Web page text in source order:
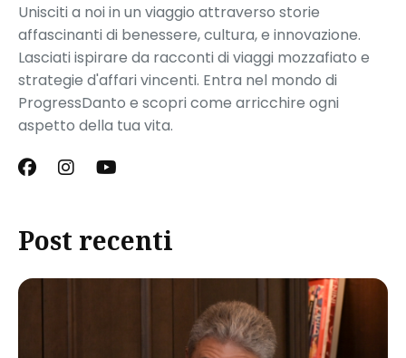
Unisciti a noi in un viaggio attraverso storie
affascinanti di benessere, cultura, e innovazione.
Lasciati ispirare da racconti di viaggi mozzafiato e
strategie d'affari vincenti. Entra nel mondo di
ProgressDanto e scopri come arricchire ogni
aspetto della tua vita.
Post recenti